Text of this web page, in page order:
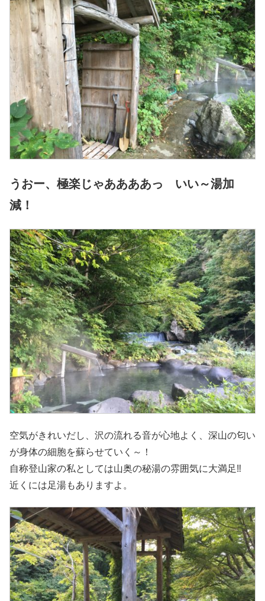
うおー、極楽じゃああああっ いい～湯加
減！
空気がきれいだし、沢の流れる音が心地よく、深山の匂い
が身体の細胞を蘇らせていく～！
自称登山家の私としては山奥の秘湯の雰囲気に大満足‼
近くには足湯もありますよ。